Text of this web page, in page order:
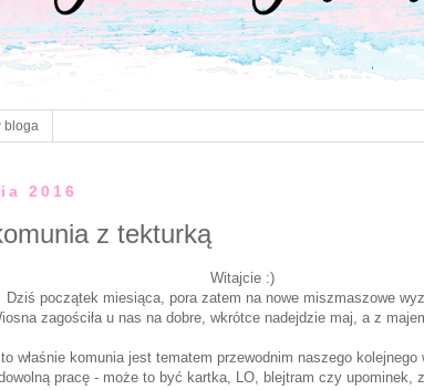
bloga
2016
z tekturką
Witajcie :)
Dziś początek miesiąca, pora zatem na nowe miszmaszowe
zagościła u nas na dobre, wkrótce nadejdzie maj, a z
właśnie komunia jest tematem przewodnim naszego kolejnego
pracę - może to być kartka, LO, blejtram czy upominek,